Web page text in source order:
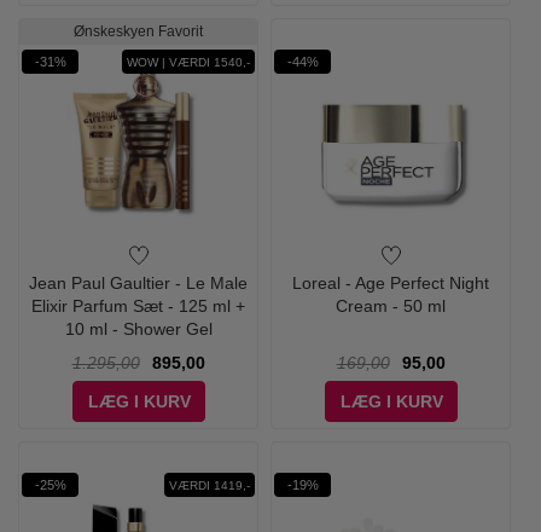
Ønskeskyen Favorit
-31% WOW | VÆRDI 1540,-
Jean Paul Gaultier - Le Male
Elixir Parfum Sæt - 125 ml +
10 ml - Shower Gel
1.295,00
895,00
LÆG I KURV
-44%
Loreal - Age Perfect Night
Cream - 50 ml
169,00
95,00
LÆG I KURV
-25% VÆRDI 1419,- -19%